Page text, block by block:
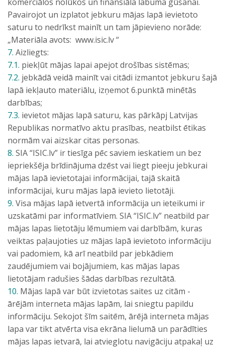
Pavairojot un izplatot jebkuru mājas lapā ievietoto
saturu to nedrīkst mainīt un tam jāpievieno norāde:
„Materiāla avots: www.isic.lv “
7. Aizliegts:
7.1. piekļūt mājas lapai apejot drošības sistēmas;
7.2. jebkādā veidā mainīt vai citādi izmantot jebkuru šajā
lapā iekļauto materiālu, izņemot 6.punktā minētās
darbības;
7.3. ievietot mājas lapā saturu, kas pārkāpj Latvijas
Republikas normatīvo aktu prasības, neatbilst ētikas
normām vai aizskar citas personas.
8. SIA “ISIC.lv” ir tiesīga pēc saviem ieskatiem un bez
iepriekšēja brīdinājuma dzēst vai liegt pieeju jebkurai
mājas lapā ievietotajai informācijai, tajā skaitā
informācijai, kuru mājas lapā ievieto lietotāji.
9. Visa mājas lapā ietvertā informācija un ieteikumi ir
uzskatāmi par informatīviem. SIA “ISIC.lv” neatbild par
mājas lapas lietotāju lēmumiem vai darbībām, kuras
veiktas paļaujoties uz mājas lapā ievietoto informāciju
vai padomiem, kā arī neatbild par jebkādiem
zaudējumiem vai bojājumiem, kas mājas lapas
lietotājam radušies šādas darbības rezultātā.
10. Mājas lapā var būt izvietotas saites uz citām -
ārējām interneta mājas lapām, lai sniegtu papildu
informāciju. Sekojot šīm saitēm, ārējā interneta mājas
lapa var tikt atvērta visa ekrāna lielumā un parādīties
mājas lapas ietvarā, lai atvieglotu navigāciju atpakaļ uz